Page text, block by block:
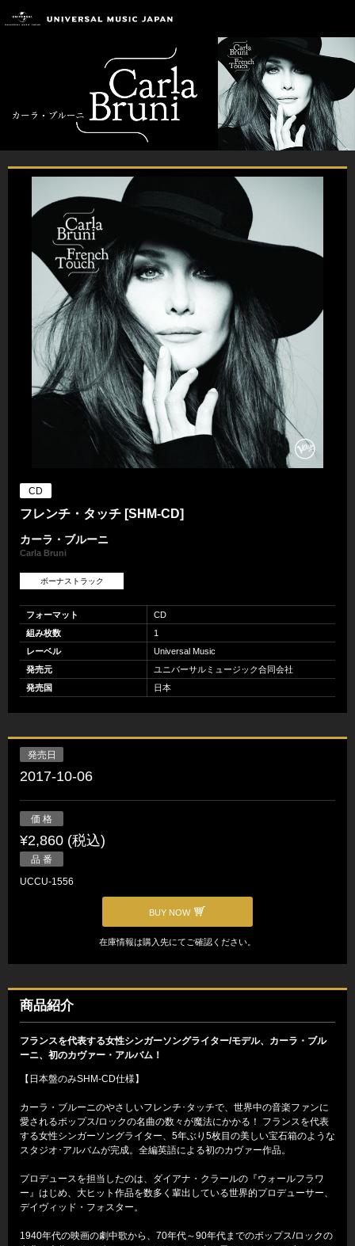
CD
フレンチ・タッチ [SHM-CD]
カーラ・ブルーニ
Carla Bruni
ボーナストラック
フォーマット
CD
組み枚数
1
レーベル
Universal Music
発売元
ユニバーサルミュージック合同会社
発売国
日本
発売日
2017-10-06
価 格
¥2,860 (税込)
品 番
UCCU-1556
BUY NOW
在庫情報は購入先にてご確認ください。
商品紹介
フランスを代表する女性シンガーソングライター/モデル、カーラ・ブル
ーニ、初のカヴァー・アルバム！
【日本盤のみSHM-CD仕様】
カーラ・ブルーニのやさしいフレンチ･タッチで、世界中の音楽ファンに
愛されるポップス/ロックの名曲の数々が魔法にかかる！ フランスを代表
する女性シンガーソングライター、5年ぶり5枚目の美しい宝石箱のような
スタジオ･アルバムが完成。全編英語による初のカヴァー作品。
プロデュースを担当したのは、ダイアナ・クラールの『ウォールフラワ
ー』はじめ、大ヒット作品を数多く輩出している世界的プロデューサー、
デイヴィッド・フォスター。
1940年代の映画の劇中歌から、70年代～90年代までのポップス/ロックの